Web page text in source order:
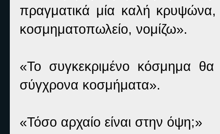
πραγματικά μία καλή
κοσμηματοπωλείο, νομίζω».
«Το συγκεκριμένο κόσμημα
σύγχρονα κοσμήματα».
«Τόσο αρχαίο είναι στην όψη;»